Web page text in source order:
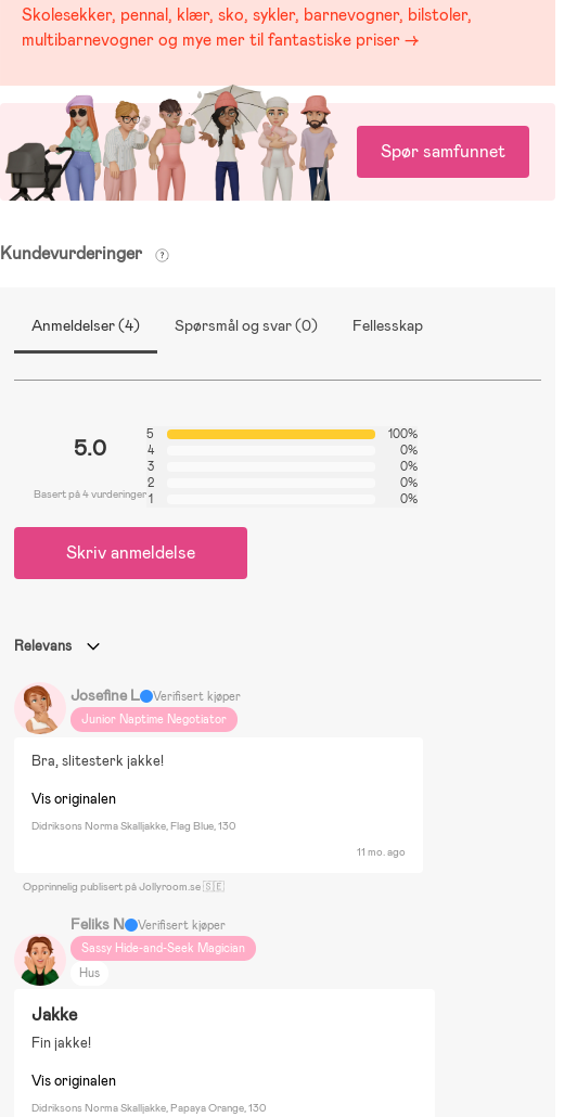
Skolesekker, pennal, klær, sko, sykler, barnevogner, bilstoler,
multibarnevogner og mye mer til fantastiske priser →
Spør samfunnet
Kundevurderinger
Anmeldelser (4) Spørsmål og svar (0) Fellesskap
5.0
Basert på 4 vurderinger
5
100%
4
0%
3
0%
2
0%
1
0%
Skriv anmeldelse
Relevans
Josefine L
Verifisert kjøper
Junior Naptime Negotiator
Bra, slitesterk jakke!
Vis originalen
Didriksons Norma Skalljakke, Flag Blue, 130
11 mo. ago
Opprinnelig publisert på Jollyroom.se 🇸🇪
Feliks N
Verifisert kjøper
Sassy Hide-and-Seek Magician
Hus
Jakke
Fin jakke!
Vis originalen
Didriksons Norma Skalljakke, Papaya Orange, 130